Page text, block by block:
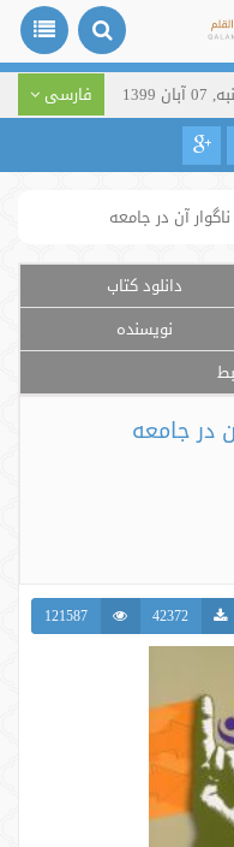
فارسی
آن در جامعه
دانلود کتاب
نویسنده
در جامعه
42372
121587